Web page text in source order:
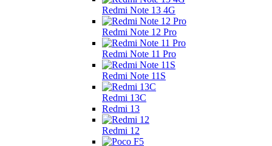
Redmi Note 13 4G
Redmi Note 12 Pro
Redmi Note 11 Pro
Redmi Note 11S
Redmi 13C
Redmi 13
Redmi 12